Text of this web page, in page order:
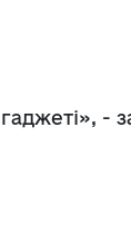
гаджеті», -